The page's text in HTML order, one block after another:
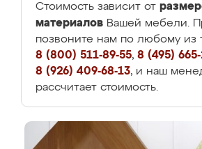
Стоимость зависит от
материалов Вашей мебели.
позвоните нам по любому из
8 (800) 511-89-55, 8 (495)
8 (926) 409-68-13, и наш
рассчитает стоимость.